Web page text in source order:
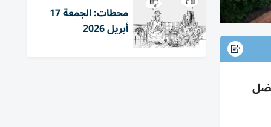
985 ألف هكتار بانخفاض 20.6% بفضل
محطات: الجمعة 17
أبريل 2026